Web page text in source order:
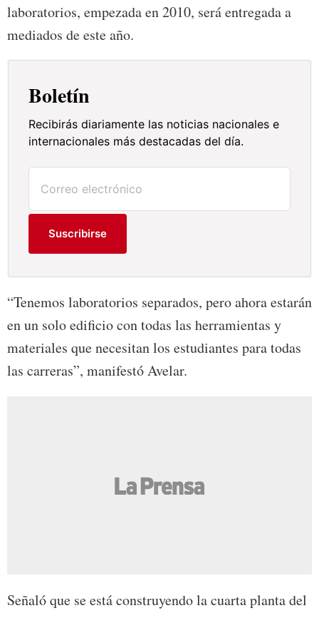
laboratorios, empezada en 2010, será entregada a
mediados de este año.
Boletín
Recibirás diariamente las noticias nacionales e
internacionales más destacadas del día.
Suscribirse
“Tenemos laboratorios separados, pero ahora estarán
en un solo edificio con todas las herramientas y
materiales que necesitan los estudiantes para todas
las carreras”, manifestó Avelar.
Señaló que se está construyendo la cuarta planta del